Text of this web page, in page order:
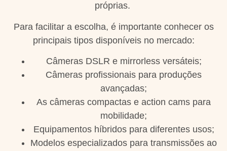
próprias.
Para facilitar a escolha, é importante conhecer os
principais tipos disponíveis no mercado:
Câmeras DSLR e mirrorless versáteis;
Câmeras profissionais para produções
avançadas;
As câmeras compactas e action cams para
mobilidade;
Equipamentos híbridos para diferentes usos;
Modelos especializados para transmissões ao